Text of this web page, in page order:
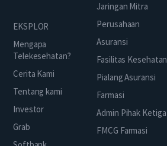
EKSPLOR
Mengapa
Telekesehatan?
Cerita Kami
Tentang kami
Investor
Grab
Jaringan Mitra
Perusahaan
Asuransi
Fasilitas Kesehatan
Pialang Asuransi
Farmasi
Admin Pihak Ketiga
FMCG Farmasi